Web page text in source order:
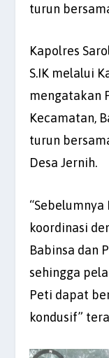
turun
Kapolres
S.IK melalui
mengatakan
Kecamatan,
turun
Desa Jernih.
koordinasi
Babinsa dan
sehingga
Peti dapat
kondusif”